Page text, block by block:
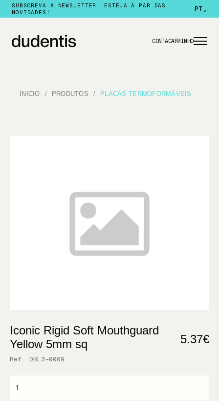
SUBSCREVA A NEWSLETTER, ESTEJA A PAR DAS
NOVIDADES!
PT⌄
CONTACARRINHO
INICIO PRODUTOS PLACAS TERMOFORMÁVEIS
Iconic Rigid Soft Mouthguard
Yellow 5mm sq
5.37€
Ref. DBL3-0069